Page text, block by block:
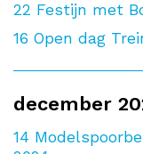
22 Festijn met
16 Open dag
december
14